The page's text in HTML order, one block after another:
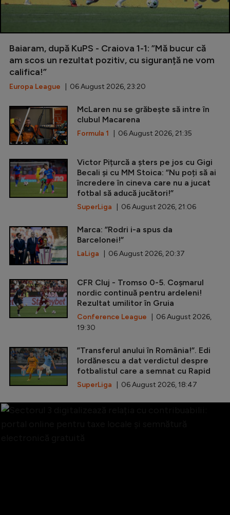
Baiaram, după KuPS - Craiova 1-1: ”Mă bucur că
am scos un rezultat pozitiv, cu siguranță ne vom
califica!”
Europa League | 06 August 2026, 23:20
McLaren nu se grăbește să intre în
clubul Macarena
Formula 1 | 06 August 2026, 21:35
Victor Pițurcă a șters pe jos cu Gigi
Becali și cu MM Stoica: ”Nu poți să ai
încredere în cineva care nu a jucat
fotbal să aducă jucători!”
SuperLiga | 06 August 2026, 21:06
Marca: ”Rodri i-a spus da
Barcelonei!”
LaLiga | 06 August 2026, 20:37
CFR Cluj - Tromso 0-5. Coșmarul
nordic continuă pentru ardeleni!
Rezultat umilitor în Gruia
Conference League | 06 August 2026,
19:30
”Transferul anului în România!”. Edi
Iordănescu a dat verdictul despre
fotbalistul care a semnat cu Rapid
SuperLiga | 06 August 2026, 18:47